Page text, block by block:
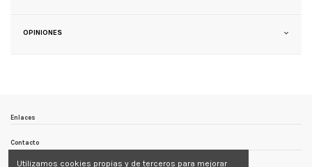
OPINIONES
Enlaces
Contacto
Utilizamos cookies propias y de terceros para mejorar